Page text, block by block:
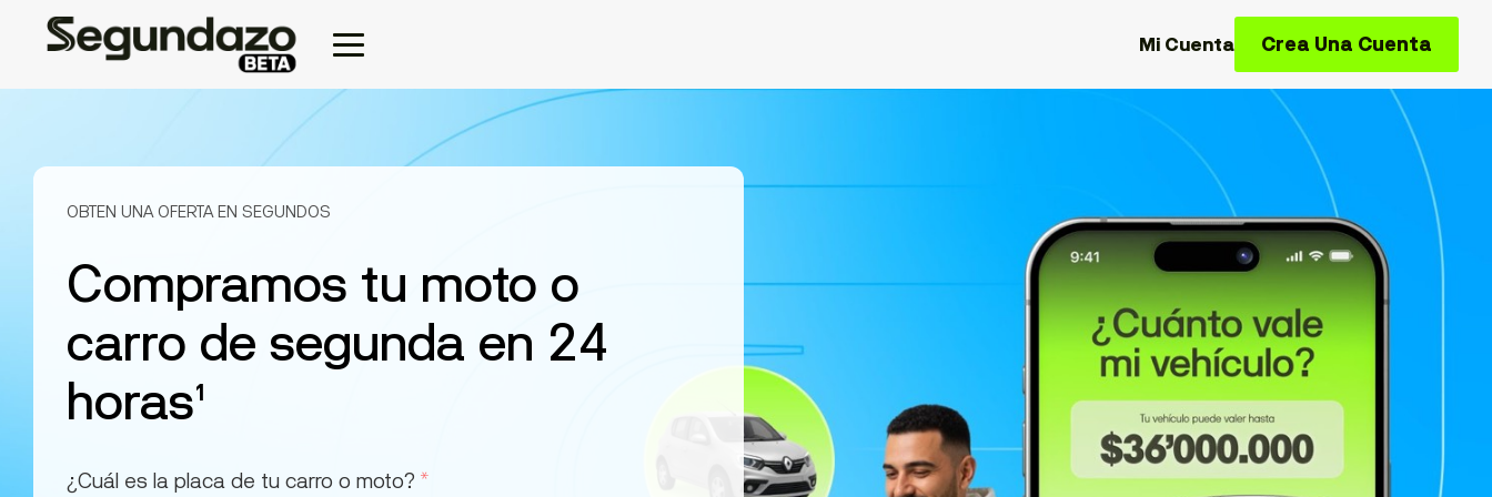
Mi Cuenta Crea Una Cuenta
OBTEN UNA OFERTA EN SEGUNDOS
Compramos tu moto o
carro de segunda en 24
horas1
¿Cuál es la placa de tu carro o moto? *